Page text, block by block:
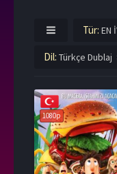
Tür: EN
Dil: Türkçe Dublaj
1080p